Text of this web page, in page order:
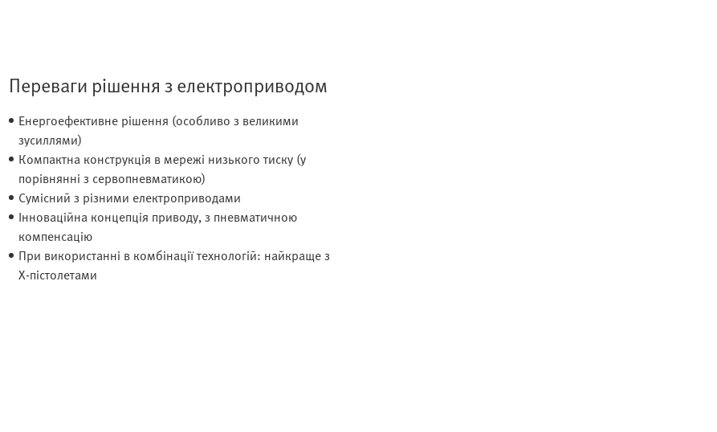
Переваги рішення з електроприводом
Енергоефективне рішення (особливо з великими
зусиллями)
Компактна конструкція в мережі низького тиску (у
порівнянні з сервопневматикою)
Сумісний з різними електроприводами
Інноваційна концепція приводу, з пневматичною
компенсацію
При використанні в комбінації технологій: найкраще з
X-пістолетами